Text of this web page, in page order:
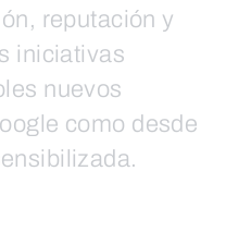
reputación y
iniciativas
nuevos
como desde